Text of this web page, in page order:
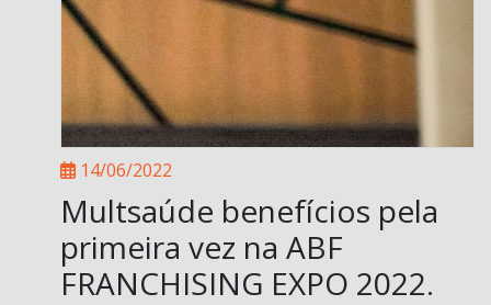
14/06/2022
Multsaúde benefícios pela
primeira vez na ABF
FRANCHISING EXPO 2022.